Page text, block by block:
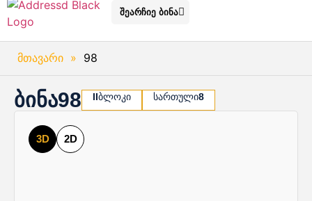
შეარჩიე ბინა
მთავარი » 98
ბინა98 IIბლოკი სართული8
3D 2D